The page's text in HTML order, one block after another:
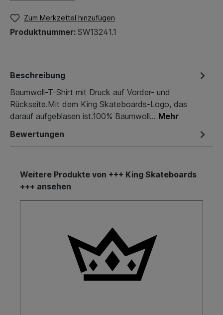
Zum Merkzettel hinzufügen
Produktnummer: SW13241.1
Beschreibung
Baumwoll-T-Shirt mit Druck auf Vorder- und
Rückseite.Mit dem King Skateboards-Logo, das
darauf aufgeblasen ist.100% Baumwoll… Mehr
Bewertungen
Weitere Produkte von +++ King Skateboards
+++ ansehen